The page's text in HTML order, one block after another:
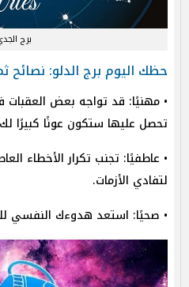
برج
حظك اليوم برج الدلو:
• مهنيًا: قد تواجه بعض العقبات
تحصل عليها ستكون عونًا كبيرًا
• عاطفيًا: تجنب تكرار الأخطاء
لتفادي الأزمات.
• صحيًا: استعد هدوءك النفسي